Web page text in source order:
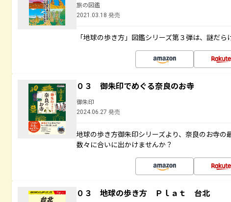
旅の図鑑
2021.03.18 発売
「地球の歩き方」図鑑シリーズ第３弾は、謎だら
０３ 御朱印でめぐる奈良のお寺
御朱印
2024.06.27 発売
地球の歩き方御朱印シリーズより、奈良のお寺
数々に合いに出かけませんか？
０３ 地球の歩き方 Ｐｌａｔ 台北